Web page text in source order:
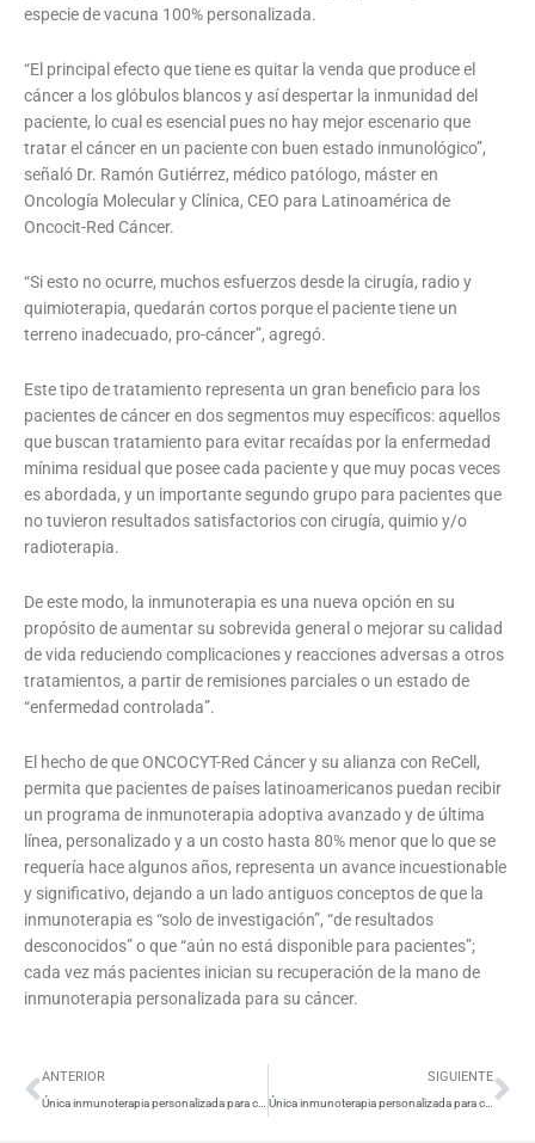
especie de vacuna 100% personalizada.
“El principal efecto que tiene es quitar la venda que produce el
cáncer a los glóbulos blancos y así despertar la inmunidad del
paciente, lo cual es esencial pues no hay mejor escenario que
tratar el cáncer en un paciente con buen estado inmunológico”,
señaló Dr. Ramón Gutiérrez, médico patólogo, máster en
Oncología Molecular y Clínica, CEO para Latinoamérica de
Oncocit-Red Cáncer.
“Si esto no ocurre, muchos esfuerzos desde la cirugía, radio y
quimioterapia, quedarán cortos porque el paciente tiene un
terreno inadecuado, pro-cáncer”, agregó.
Este tipo de tratamiento representa un gran beneficio para los
pacientes de cáncer en dos segmentos muy específicos: aquellos
que buscan tratamiento para evitar recaídas por la enfermedad
mínima residual que posee cada paciente y que muy pocas veces
es abordada, y un importante segundo grupo para pacientes que
no tuvieron resultados satisfactorios con cirugía, quimio y/o
radioterapia.
De este modo, la inmunoterapia es una nueva opción en su
propósito de aumentar su sobrevida general o mejorar su calidad
de vida reduciendo complicaciones y reacciones adversas a otros
tratamientos, a partir de remisiones parciales o un estado de
“enfermedad controlada”.
El hecho de que ONCOCYT-Red Cáncer y su alianza con ReCell,
permita que pacientes de países latinoamericanos puedan recibir
un programa de inmunoterapia adoptiva avanzado y de última
línea, personalizado y a un costo hasta 80% menor que lo que se
requería hace algunos años, representa un avance incuestionable
y significativo, dejando a un lado antiguos conceptos de que la
inmunoterapia es “solo de investigación”, “de resultados
desconocidos” o que “aún no está disponible para pacientes”;
cada vez más pacientes inician su recuperación de la mano de
inmunoterapia personalizada para su cáncer.
Ant
ANTERIOR SIGUIENTE
Única inmunoterapia personalizada para cáncer en Ecuador, desarrollada por ONCOVIX